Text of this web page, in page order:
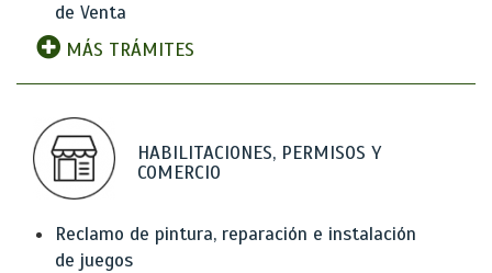
de Venta
MÁS TRÁMITES
HABILITACIONES, PERMISOS Y
COMERCIO
Reclamo de pintura, reparación e instalación
de juegos